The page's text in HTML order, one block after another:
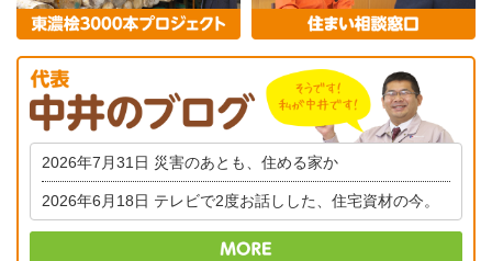
2026年7月31日 災害のあとも、住める家か
2026年6月18日 テレビで2度お話しした、住宅資材の今。